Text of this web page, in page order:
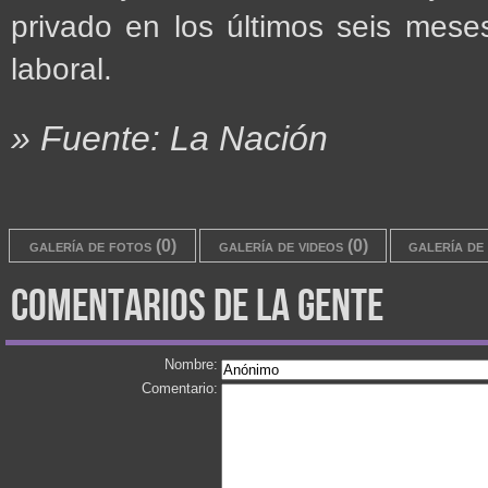
privado en los últimos seis
laboral.
» Fuente: La Nación
galería de fotos (0) galería de videos (0) galería de
comentarios de la gente
Nombre:
Comentario: